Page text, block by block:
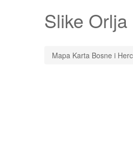
Slike Orlja
Mapa Karta Bosne i